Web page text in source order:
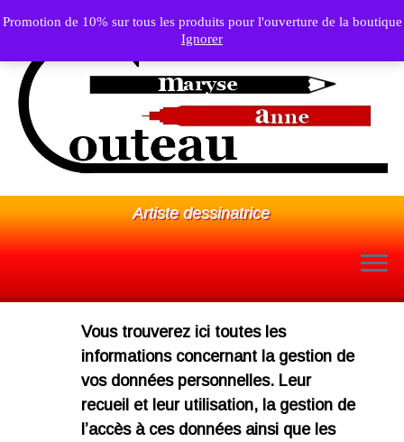
Promotion de 10% sur tous les produits pour l'ouverture de la boutique
Ignorer
Artiste dessinatrice
Vous trouverez ici toutes les
informations concernant la gestion de
vos données personnelles. Leur
recueil et leur utilisation, la gestion de
l’accès à ces données ainsi que les